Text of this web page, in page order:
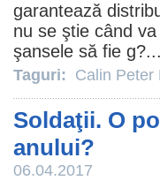
garantează
nu se ştie când
şansele să fie g?...
Taguri: Calin Peter
Soldaţii. O
anului?
06.04.2017